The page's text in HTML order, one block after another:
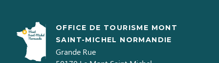
OFFICE DE TOURISME MONT
SAINT-MICHEL NORMANDIE
Grande Rue